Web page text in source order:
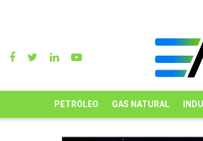
PETRÓLEO GAS NATURAL